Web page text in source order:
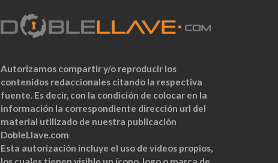
Autorizamos compartir y/o reproducir los
contenidos redaccionales citando la respectiva
fuente. Es decir, con la condición de colocar en la
información la correspondiente dirección url del
material utilizado de nuestra publicación
DobleLlave.com
Esta autorización incluye el uso de videos propios,